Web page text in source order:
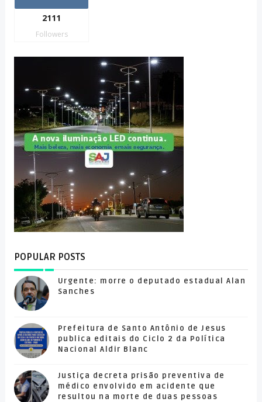
2111
Followers
POPULAR POSTS
Urgente: morre o deputado estadual Alan
Sanches
Prefeitura de Santo Antônio de Jesus
publica editais do Ciclo 2 da Política
Nacional Aldir Blanc
Justiça decreta prisão preventiva de
médico envolvido em acidente que
resultou na morte de duas pessoas